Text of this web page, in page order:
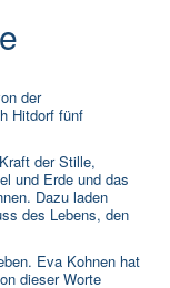
der
Hitdorf fünf
der Stille,
und Erde und das
Dazu laden
des Lebens, den
Eva Kohnen hat
dieser Worte